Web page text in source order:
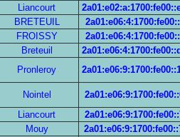
Liancourt
BRETEUIL
FROISSY
Breteuil
Pronleroy
Nointel
Liancourt
Mouy